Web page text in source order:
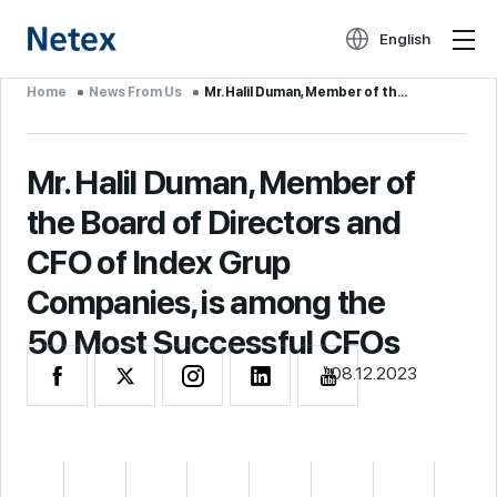
English
Home News From Us Mr. Halil Duman, Member of the Board of Directors and CFO of Index Grup Companies, is among the 50 M...
Mr. Halil Duman, Member of
the Board of Directors and
CFO of Index Grup
Companies, is among the
50 Most Successful CFOs
08.12.2023